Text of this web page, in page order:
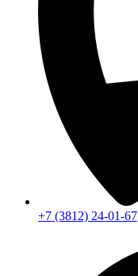
+7 (3812) 24-01-67